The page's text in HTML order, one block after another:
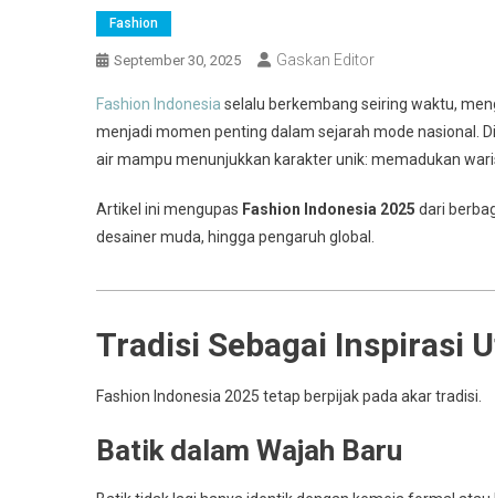
Fashion
September 30, 2025 Gaskan Editor
Fashion Indonesia selalu berkembang seiring waktu,
menjadi momen penting dalam sejarah mode nasional.
air mampu menunjukkan karakter unik: memadukan
Artikel ini mengupas Fashion Indonesia 2025 dari
desainer muda, hingga pengaruh global.
Tradisi Sebagai Inspirasi
Fashion Indonesia 2025 tetap berpijak pada akar tradisi.
Batik dalam Wajah Baru